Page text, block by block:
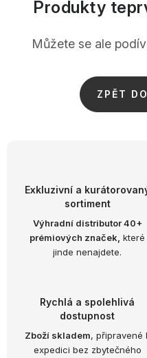
PODLE TYPU PROVOZU
Jak nakupovat Kontakty
Produkty
Můžete se ale
ZPĚT
Exkluzivní a
sortiment
Výhradní distributor 40+
prémiových značek, které
jinde nenajdete.
Rychlá a spolehlivá
dostupnost
Zboží skladem, připravené
expedici bez zbytečného